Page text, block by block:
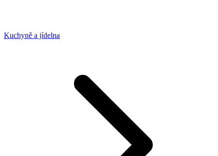
Kuchyně a jídelna